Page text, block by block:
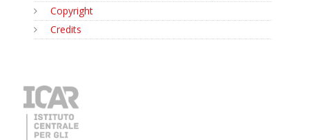
Copyright
Credits